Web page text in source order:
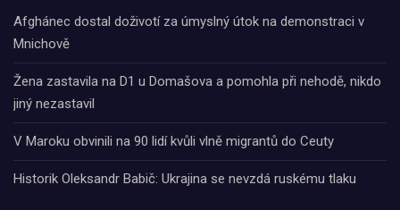
Afghánec dostal doživotí za úmyslný útok na demonstraci v
Mnichově
Žena zastavila na D1 u Domašova a pomohla při nehodě, nikdo
jiný nezastavil
V Maroku obvinili na 90 lidí kvůli vlně migrantů do Ceuty
Historik Oleksandr Babič: Ukrajina se nevzdá ruskému tlaku